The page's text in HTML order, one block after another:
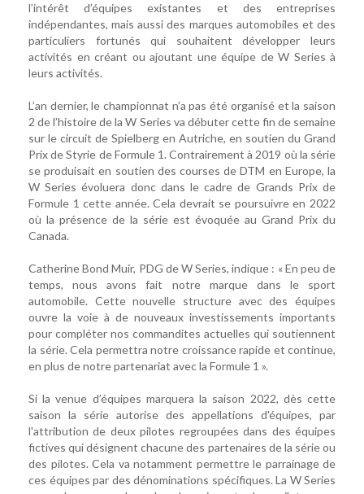
l’intérêt d’équipes existantes et des entreprises
indépendantes, mais aussi des marques automobiles et des
particuliers fortunés qui souhaitent développer leurs
activités en créant ou ajoutant une équipe de W Series à
leurs activités.
L’an dernier, le championnat n’a pas été organisé et la saison
2 de l’histoire de la W Series va débuter cette fin de semaine
sur le circuit de Spielberg en Autriche, en soutien du Grand
Prix de Styrie de Formule 1. Contrairement à 2019 où la série
se produisait en soutien des courses de DTM en Europe, la
W Series évoluera donc dans le cadre de Grands Prix de
Formule 1 cette année. Cela devrait se poursuivre en 2022
où la présence de la série est évoquée au Grand Prix du
Canada.
Catherine Bond Muir, PDG de W Series, indique : « En peu de
temps, nous avons fait notre marque dans le sport
automobile. Cette nouvelle structure avec des équipes
ouvre la voie à de nouveaux investissements importants
pour compléter nos commandites actuelles qui soutiennent
la série. Cela permettra notre croissance rapide et continue,
en plus de notre partenariat avec la Formule 1 ».
Si la venue d’équipes marquera la saison 2022, dès cette
saison la série autorise des appellations d'équipes, par
l'attribution de deux pilotes regroupées dans des équipes
fictives qui désignent chacune des partenaires de la série ou
des pilotes. Cela va notamment permettre le parrainage de
ces équipes par des dénominations spécifiques. La W Series